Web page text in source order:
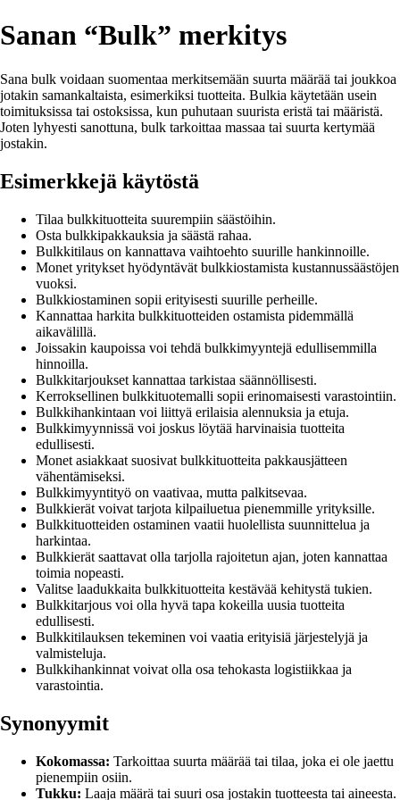
Sanan “Bulk” merkitys
Sana bulk voidaan suomentaa merkitsemään suurta määrää tai joukkoa
jotakin samankaltaista, esimerkiksi tuotteita. Bulkia käytetään usein
toimituksissa tai ostoksissa, kun puhutaan suurista eristä tai määristä.
Joten lyhyesti sanottuna, bulk tarkoittaa massaa tai suurta kertymää
jostakin.
Esimerkkejä käytöstä
Tilaa bulkkituotteita suurempiin säästöihin.
Osta bulkkipakkauksia ja säästä rahaa.
Bulkkitilaus on kannattava vaihtoehto suurille hankinnoille.
Monet yritykset hyödyntävät bulkkiostamista kustannussäästöjen
vuoksi.
Bulkkiostaminen sopii erityisesti suurille perheille.
Kannattaa harkita bulkkituotteiden ostamista pidemmällä
aikavälillä.
Joissakin kaupoissa voi tehdä bulkkimyyntejä edullisemmilla
hinnoilla.
Bulkkitarjoukset kannattaa tarkistaa säännöllisesti.
Kerroksellinen bulkkituotemalli sopii erinomaisesti varastointiin.
Bulkkihankintaan voi liittyä erilaisia alennuksia ja etuja.
Bulkkimyynnissä voi joskus löytää harvinaisia tuotteita
edullisesti.
Monet asiakkaat suosivat bulkkituotteita pakkausjätteen
vähentämiseksi.
Bulkkimyyntityö on vaativaa, mutta palkitsevaa.
Bulkkierät voivat tarjota kilpailuetua pienemmille yrityksille.
Bulkkituotteiden ostaminen vaatii huolellista suunnittelua ja
harkintaa.
Bulkkierät saattavat olla tarjolla rajoitetun ajan, joten kannattaa
toimia nopeasti.
Valitse laadukkaita bulkkituotteita kestävää kehitystä tukien.
Bulkkitarjous voi olla hyvä tapa kokeilla uusia tuotteita
edullisesti.
Bulkkitilauksen tekeminen voi vaatia erityisiä järjestelyjä ja
valmisteluja.
Bulkkihankinnat voivat olla osa tehokasta logistiikkaa ja
varastointia.
Synonyymit
Kokomassa: Tarkoittaa suurta määrää tai tilaa, joka ei ole jaettu
pienempiin osiin.
Tukku: Laaja määrä tai suuri osa jostakin tuotteesta tai aineesta.